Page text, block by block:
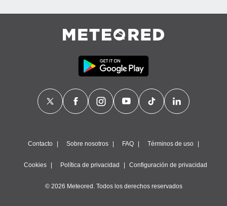
Contacto Sobre nosotros FAQ Términos de uso
Cookies Política de privacidad Configuración de privacidad
© 2026 Meteored. Todos los derechos reservados